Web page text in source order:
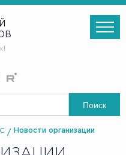
Поиск
Новости организации